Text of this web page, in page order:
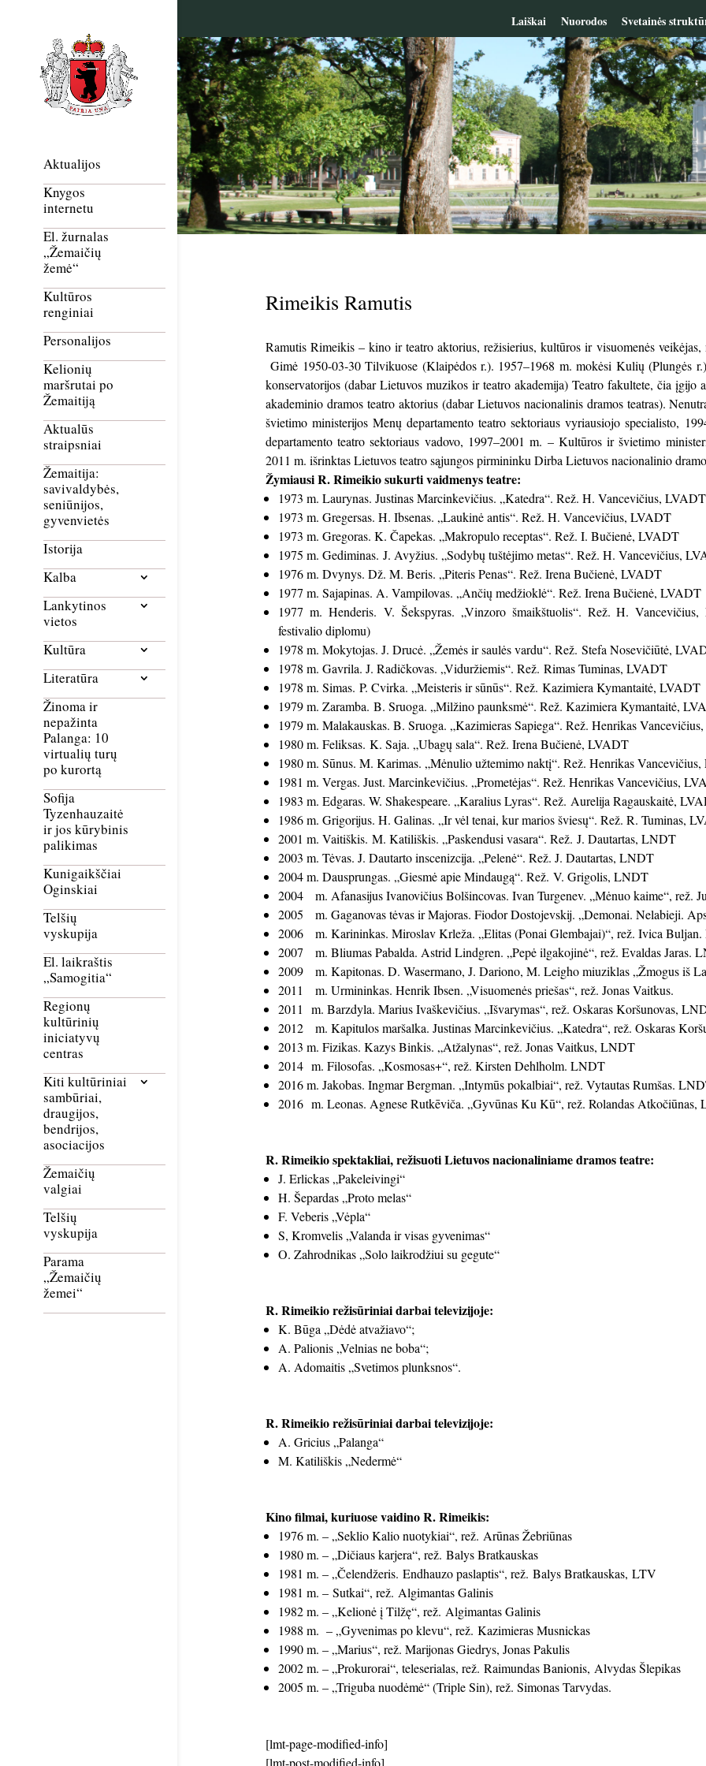
Laiškai Nuorodos Svetainės
Aktualijos
Knygos
internetu
El. žurnalas
„Žemaičių
žemė“
Kultūros
renginiai
Personalijos
Kelionių
maršrutai po
Žemaitiją
Aktualūs
straipsniai
Žemaitija:
savivaldybės,
seniūnijos,
gyvenvietės
Istorija
Kalba
Lankytinos
vietos
Kultūra
Literatūra
Žinoma ir
nepažinta
Palanga: 10
virtualių turų
po kurortą
Sofija
Tyzenhauzaitė
ir jos kūrybinis
palikimas
Kunigaikščiai
Oginskiai
Telšių
vyskupija
El. laikraštis
„Samogitia“
Regionų
kultūrinių
iniciatyvų
centras
Kiti kultūriniai
sambūriai,
draugijos,
bendrijos,
asociacijos
Žemaičių
valgiai
Telšių
vyskupija
Parama
„Žemaičių
žemei“
Rimeikis Ramutis
Ramutis Rimeikis – kino ir teatro aktorius, režisierius, kultūros ir visuomenės
Gimė 1950-03-30 Tilvikuose (Klaipėdos r.). 1957–1968 m. mokėsi Kulių (Plungės
konservatorijos (dabar Lietuvos muzikos ir teatro akademija) Teatro fakultete, čia
akademinio dramos teatro aktorius (dabar Lietuvos nacionalinis dramos teatras).
švietimo ministerijos Menų departamento teatro sektoriaus vyriausiojo specialisto,
departamento teatro sektoriaus vadovo, 1997–2001 m. – Kultūros ir švietimo
2011 m. išrinktas Lietuvos teatro sąjungos pirmininku Dirba Lietuvos nacionalinio
Žymiausi R. Rimeikio sukurti vaidmenys teatre:
1973 m. Laurynas. Justinas Marcinkevičius. „Katedra“. Rež. H. Vancevičius, LVADT
1973 m. Gregersas. H. Ibsenas. „Laukinė antis“. Rež. H. Vancevičius, LVADT
1973 m. Gregoras. K. Čapekas. „Makropulo receptas“. Rež. I. Bučienė, LVADT
1975 m. Gediminas. J. Avyžius. „Sodybų tuštėjimo metas“. Rež. H. Vancevičius,
1976 m. Dvynys. Dž. M. Beris. „Piteris Penas“. Rež. Irena Bučienė, LVADT
1977 m. Sajapinas. A. Vampilovas. „Ančių medžioklė“. Rež. Irena Bučienė, LVADT
1977 m. Henderis. V. Šekspyras. „Vinzoro šmaikštuolis“. Rež. H.
festivalio diplomu)
1978 m. Mokytojas. J. Drucė. „Žemės ir saulės vardu“. Rež. Stefa Nosevičiūtė,
1978 m. Gavrila. J. Radičkovas. „Viduržiemis“. Rež. Rimas Tuminas, LVADT
1978 m. Simas. P. Cvirka. „Meisteris ir sūnūs“. Rež. Kazimiera Kymantaitė, LVADT
1979 m. Zaramba. B. Sruoga. „Milžino paunksmė“. Rež. Kazimiera Kymantaitė,
1979 m. Malakauskas. B. Sruoga. „Kazimieras Sapiega“. Rež. Henrikas
1980 m. Feliksas. K. Saja. „Ubagų sala“. Rež. Irena Bučienė, LVADT
1980 m. Sūnus. M. Karimas. „Mėnulio užtemimo naktį“. Rež. Henrikas
1981 m. Vergas. Just. Marcinkevičius. „Prometėjas“. Rež. Henrikas Vancevičius,
1983 m. Edgaras. W. Shakespeare. „Karalius Lyras“. Rež. Aurelija Ragauskaitė,
1986 m. Grigorijus. H. Galinas. „Ir vėl tenai, kur marios šviesų“. Rež. R. Tuminas,
2001 m. Vaitiškis. M. Katiliškis. „Paskendusi vasara“. Rež. J. Dautartas, LNDT
2003 m. Tėvas. J. Dautarto inscenizcija. „Pelenė“. Rež. J. Dautartas, LNDT
2004 m. Dausprungas. „Giesmė apie Mindaugą“. Rež. V. Grigolis, LNDT
2004 m. Afanasijus Ivanovičius Bolšincovas. Ivan Turgenev. „Mėnuo kaime“, rež.
2005 m. Gaganovas tėvas ir Majoras. Fiodor Dostojevskij. „Demonai. Nelabieji.
2006 m. Karininkas. Miroslav Krleža. „Elitas (Ponai Glembajai)“, rež. Ivica
2007 m. Bliumas Pabalda. Astrid Lindgren. „Pepė ilgakojinė“, rež. Evaldas Jaras.
2009 m. Kapitonas. D. Wasermano, J. Dariono, M. Leigho miuziklas „Žmogus iš
2011 m. Urmininkas. Henrik Ibsen. „Visuomenės priešas“, rež. Jonas Vaitkus.
2011 m. Barzdyla. Marius Ivaškevičius. „Išvarymas“, rež. Oskaras Koršunovas,
2012 m. Kapitulos maršalka. Justinas Marcinkevičius. „Katedra“, rež. Oskaras
2013 m. Fizikas. Kazys Binkis. „Atžalynas“, rež. Jonas Vaitkus, LNDT
2014 m. Filosofas. „Kosmosas+“, rež. Kirsten Dehlholm. LNDT
2016 m. Jakobas. Ingmar Bergman. „Intymūs pokalbiai“, rež. Vytautas Rumšas.
2016 m. Leonas. Agnese Rutkēviča. „Gyvūnas Ku Kū“, rež. Rolandas Atkočiūnas,
R. Rimeikio spektakliai, režisuoti Lietuvos nacionaliniame dramos teatre:
J. Erlickas „Pakeleivingi“
H. Šepardas „Proto melas“
F. Veberis „Vėpla“
S, Kromvelis „Valanda ir visas gyvenimas“
O. Zahrodnikas „Solo laikrodžiui su gegute“
R. Rimeikio režisūriniai darbai televizijoje:
K. Būga „Dėdė atvažiavo“;
A. Palionis „Velnias ne boba“;
A. Adomaitis „Svetimos plunksnos“.
R. Rimeikio režisūriniai darbai televizijoje:
A. Gricius „Palanga“
M. Katiliškis „Nedermė“
Kino filmai, kuriuose vaidino R. Rimeikis:
1976 m. – „Seklio Kalio nuotykiai“, rež. Arūnas Žebriūnas
1980 m. – „Dičiaus karjera“, rež. Balys Bratkauskas
1981 m. – „Čelendžeris. Endhauzo paslaptis“, rež. Balys Bratkauskas, LTV
1981 m. – Sutkai“, rež. Algimantas Galinis
1982 m. – „Kelionė į Tilžę“, rež. Algimantas Galinis
1988 m. – „Gyvenimas po klevu“, rež. Kazimieras Musnickas
1990 m. – „Marius“, rež. Marijonas Giedrys, Jonas Pakulis
2002 m. – „Prokurorai“, teleserialas, rež. Raimundas Banionis, Alvydas Šlepikas
2005 m. – „Triguba nuodėmė“ (Triple Sin), rež. Simonas Tarvydas.
[lmt-page-modified-info]
[lmt-post-modified-info]